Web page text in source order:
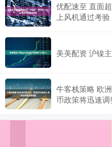
优配速至 直面
上风机通过考验
美美配资 沪镍
牛客栈策略 欧
币政策将迅速调